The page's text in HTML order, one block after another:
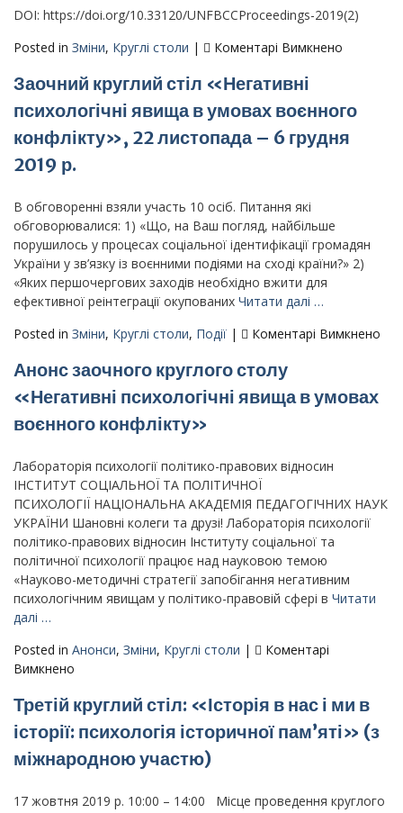
нас
DOI: https://doi.org/10.33120/UNFBCCProceedings-2019(2)
Posted in Зміни, Круглі столи | Коментарі Вимкнено
і
між
р.)
Заочний круглий стіл «Негативні
психологічні явища в умовах воєнного
конфлікту», 22 листопада – 6 грудня
2019 р.
В обговоренні взяли участь 10 осіб. Питання які
обговорювалися: 1) «Що, на Ваш погляд, найбільше
порушилось у процесах соціальної ідентифікації громадян
України у зв’язку із воєнними подіями на сході країни?» 2)
«Яких першочергових заходів необхідно вжити для
ефективної реінтеграції окупованих Читати далі …
Posted in Зміни, Круглі столи, Події | Коментарі Вимкнено
Анонс заочного круглого столу
«Негативні психологічні явища в умовах
воєнного конфлікту»
Лабораторія психології політико-правових відносин
ІНСТИТУТ СОЦІАЛЬНОЇ ТА ПОЛІТИЧНОЇ
ПСИХОЛОГІЇ НАЦІОНАЛЬНА АКАДЕМІЯ ПЕДАГОГІЧНИХ НАУК
УКРАЇНИ Шановні колеги та друзі! Лабораторія психології
політико-правових відносин Інституту соціальної та
політичної психології працює над науковою темою
«Науково-методичні стратегії запобігання негативним
психологічним явищам у політико-правовій сфері в Читати
далі …
Posted in Анонси, Зміни, Круглі столи |
Коментарі
Вимкнено
заочного
столу
«Негативні
явища
Третій круглий стіл: «Історія в нас і ми в
історії: психологія історичної пам’яті» (з
міжнародною участю)
17 жовтня 2019 р. 10:00 – 14:00 Місце проведення круглого